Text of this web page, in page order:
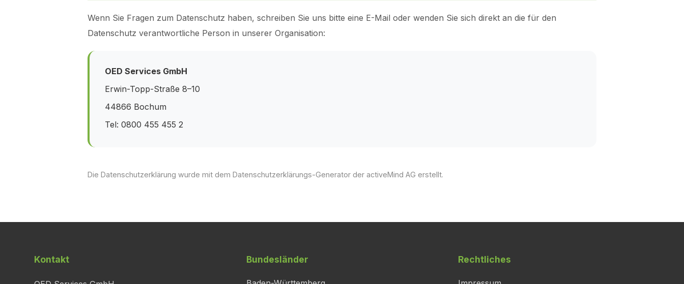
Wenn Sie Fragen zum Datenschutz haben, schreiben Sie uns bitte eine E-Mail oder wenden Sie sich direkt an die für den
Datenschutz verantwortliche Person in unserer Organisation:
OED Services GmbH
Erwin-Topp-Straße 8–10
44866 Bochum
Tel: 0800 455 455 2
Die Datenschutzerklärung wurde mit dem Datenschutzerklärungs-Generator der activeMind AG erstellt.
Kontakt Bundesländer Rechtliches